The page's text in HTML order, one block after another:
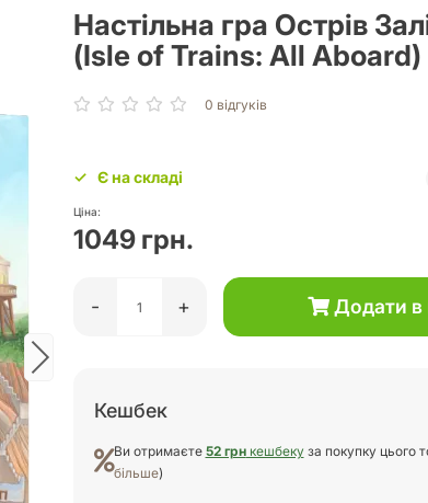
Настільна гра Острів
(Isle of Trains: All Aboard)
0 відгуків
Є на складі
Ціна:
1049 грн.
- + Додати в
Кешбек
Ви отримаєте 52 грнкешбекуза покупку цього
більше)